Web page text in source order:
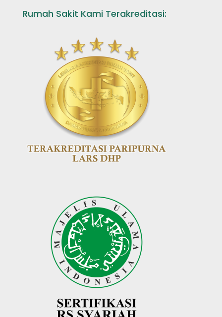
Rumah Sakit Kami Terakreditasi: